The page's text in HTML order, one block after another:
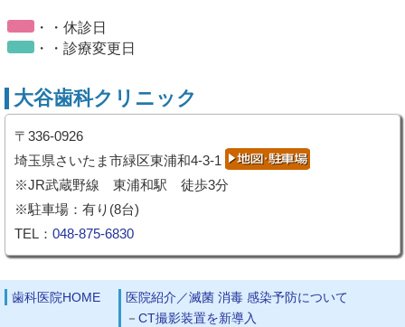
・・休診日
・・診療変更日
大谷歯科クリニック
〒336-0926
埼玉県さいたま市緑区東浦和4-3-1
※JR武蔵野線 東浦和駅 徒歩3分
※駐車場：有り(8台)
TEL： 048-875-6830
歯科医院HOME
医院紹介／滅菌 消毒 感染予防について
CT撮影装置を新導入